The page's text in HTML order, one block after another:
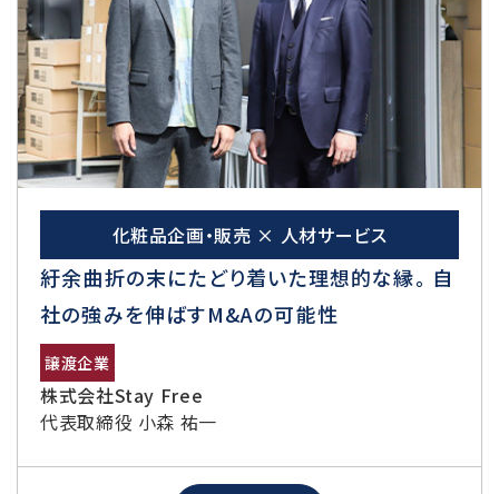
化粧品企画・販売 × 人材サービス
紆余曲折の末にたどり着いた理想的な縁。 自
社の強みを伸ばすM&Aの可能性
譲渡企業
株式会社Stay Free
代表取締役 小森 祐一